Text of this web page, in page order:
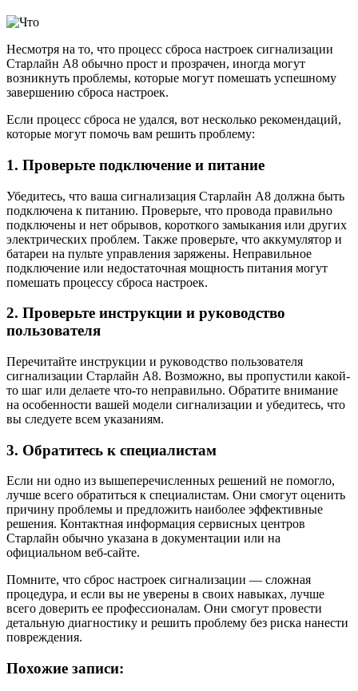
Несмотря на то, что процесс сброса настроек сигнализации
Старлайн А8 обычно прост и прозрачен, иногда могут
возникнуть проблемы, которые могут помешать успешному
завершению сброса настроек.
Если процесс сброса не удался, вот несколько рекомендаций,
которые могут помочь вам решить проблему:
1. Проверьте подключение и питание
Убедитесь, что ваша сигнализация Старлайн А8 должна быть
подключена к питанию. Проверьте, что провода правильно
подключены и нет обрывов, короткого замыкания или других
электрических проблем. Также проверьте, что аккумулятор и
батареи на пульте управления заряжены. Неправильное
подключение или недостаточная мощность питания могут
помешать процессу сброса настроек.
2. Проверьте инструкции и руководство
пользователя
Перечитайте инструкции и руководство пользователя
сигнализации Старлайн А8. Возможно, вы пропустили какой-
то шаг или делаете что-то неправильно. Обратите внимание
на особенности вашей модели сигнализации и убедитесь, что
вы следуете всем указаниям.
3. Обратитесь к специалистам
Если ни одно из вышеперечисленных решений не помогло,
лучше всего обратиться к специалистам. Они смогут оценить
причину проблемы и предложить наиболее эффективные
решения. Контактная информация сервисных центров
Старлайн обычно указана в документации или на
официальном веб-сайте.
Помните, что сброс настроек сигнализации — сложная
процедура, и если вы не уверены в своих навыках, лучше
всего доверить ее профессионалам. Они смогут провести
детальную диагностику и решить проблему без риска нанести
повреждения.
Похожие записи: